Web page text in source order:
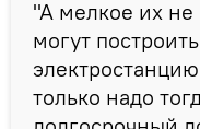
"А мелкое их
могут
только надо